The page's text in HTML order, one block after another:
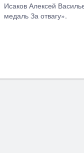
Исаков Алексей
медаль За отвагу».